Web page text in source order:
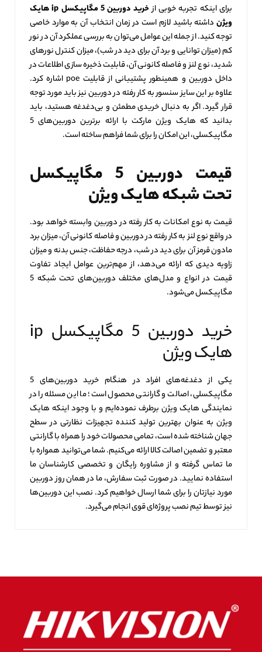
برای اینکه تجربه خوبی ازخرید دوربین 5 مگاپیکسل
ip هایک
ویژن داشته باشید لازم است در زمان انتخاب آن به موارد خاصی
توجه کنید. از جمله این عوامل می‌توان به بررسی عملکرد آن در نور
کم (میزان توانایی و برد آن برای دید در شب)، میزان کنترل نورهای
شدید، نوع لنز و فاصله کانونی آن، قابلیت ذخیره سازی اطلاعات در
داخل دوربین و همینطور پشتیبانی از قابلیت poe اشاره کرد.
علاوه بر این سایز سنسور به کار رفته در دوربین نیز باید مورد توجه
قرار گیرد. اگر به دنبال خریدی مطمئن و بی‌دغدغه هستید، باید
بدانید که هایک ویژن مارکت با ارائه برترین دوربین‌های 5
مگاپیکسلی، این امکان را برای شما فراهم ساخته است.
قیمت دوربین 5 مگاپیکسل
تحت شبکه هایک ویژن
قیمت به نوع امکانات به کار رفته در دوربین وابسته خواهد بود.
در واقع نوع لنز به کار رفته در دوربین و فاصله کانونی آن، میزان برد
مادون قرمز آن برای دید در شب، درجه حفاظت، جنس بدنه و میزان
زاویه دیدی که ارائه می‌دهد، از مهم‌ترین عوامل ایجاد تفاوت
قیمت در انواع و مدل‌های مختلف دوربین‌های تحت شبکه 5
مگاپیکسل می‌شود.
خرید دوربین 5 مگاپیکسل ip
هایک ویژن
یکی از دغدغه‌های افراد در هنگام خرید دوربین‌های 5
مگاپیکسلی، اصالت و گارانتی محصول است؛ ما این مسئله را در
نمایندگی هایک ویژن برطرف نموده‌ایم و با وجود اینکه هایک
ویژن به عنوان بهترین تولید کننده تجهیزات نظارتی در سطح
جهان شناخته شده است، تمامی محصولات خود را همراه با گارانتی
معتبر و تضمین اصالت کالا ارائه می‌کنیم. شما می‌توانید همواره با
ما تماس گرفته و از مشاوره رایگان و تخصصی کارشناسان ما
استفاده نمایید. در صورت ثبت سفارش، ما در همان روز دوربین
مورد نیازتان را برای شما ارسال خواهیم کرد. نصب این دوربین‌ها
نیز توسط تیم نصب پروژه‌ای قوی انجام می‌گیرد.